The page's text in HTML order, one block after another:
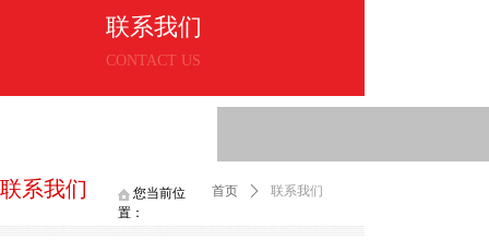
联系我们
CONTACT US
联系我们
您当前位
置：
首页 ꄲ 联系我们